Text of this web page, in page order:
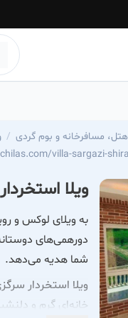
هتل، مسافرخانه و بوم گردی
ویلا
به ویلای لوکس و
دورهمی‌های
شما هدیه می‌دهد.
ویلا استخردار